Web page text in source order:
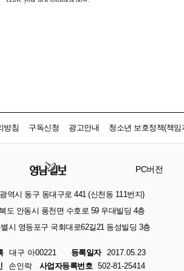
방침 구독신청 광고안내 청소년 보호정책(책임
PC버전
역시 동구 동대구로 441 (신천동 111번지)
도 안동시 풍천면 수호로 59 우대빌딩 4층
시 영등포구 국회대로62길21 동성빌딩 3층
대구 아00221 등록일자
2017.05.23
손인락 사업자등록번호 502-81-25414